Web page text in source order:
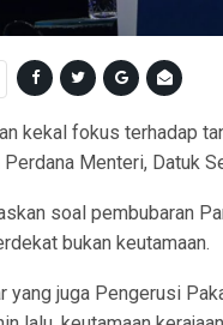
kekal fokus terhadap
Menteri, Datuk
soal pembubaran
bukan keutamaan.
yang juga Pengerusi